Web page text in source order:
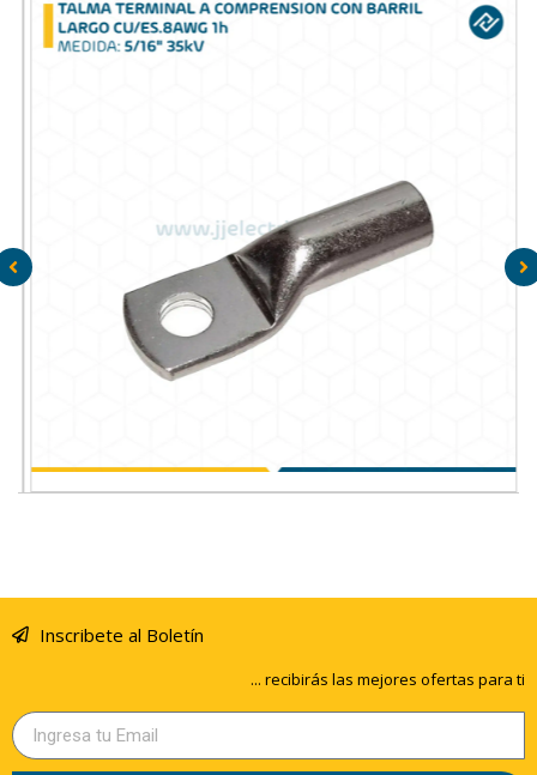
Inscribete al Boletín
... recibirás las mejores ofertas para ti